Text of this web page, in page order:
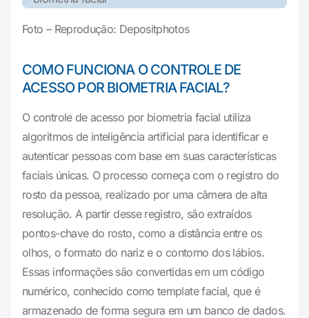
Foto – Reprodução: Depositphotos
COMO FUNCIONA O CONTROLE DE
ACESSO POR BIOMETRIA FACIAL?
O controle de acesso por biometria facial utiliza
algoritmos de inteligência artificial para identificar e
autenticar pessoas com base em suas características
faciais únicas. O processo começa com o registro do
rosto da pessoa, realizado por uma câmera de alta
resolução. A partir desse registro, são extraídos
pontos-chave do rosto, como a distância entre os
olhos, o formato do nariz e o contorno dos lábios.
Essas informações são convertidas em um código
numérico, conhecido como template facial, que é
armazenado de forma segura em um banco de dados.